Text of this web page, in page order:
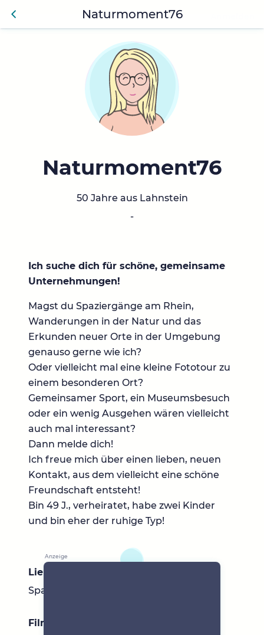
Zurü
Naturmoment76
Naturmoment76
50 Jahre aus Lahnstein
-
Ich suche dich für schöne, gemeinsame
Unternehmungen!
Magst du Spaziergänge am Rhein,
Wanderungen in der Natur und das
Erkunden neuer Orte in der Umgebung
genauso gerne wie ich?
Oder vielleicht mal eine kleine Fototour zu
einem besonderen Ort?
Gemeinsamer Sport, ein Museumsbesuch
oder ein wenig Ausgehen wären vielleicht
auch mal interessant?
Dann melde dich!
Ich freue mich über einen lieben, neuen
Kontakt, aus dem vielleicht eine schöne
Freundschaft entsteht!
Bin 49 J., verheiratet, habe zwei Kinder
und bin eher der ruhige Typ!
Lieblingsbücher
Spannende Krimis
Filme & Serien